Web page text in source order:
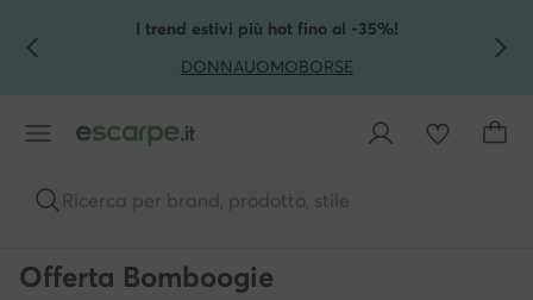
VAI AL CONTENUTO PRINCIPALE
VAI ALLA RICERCAI trend estivi più hot fino al -35%!
DONNAUOMOBORSE
Ricerca per brand, prodotto, stile
Offerta Bomboogie